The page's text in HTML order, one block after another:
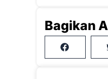
Bagikan